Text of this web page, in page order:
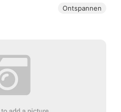
Ontspannen